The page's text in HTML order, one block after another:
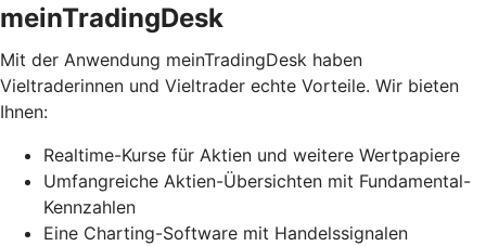
meinTradingDesk
Mit der Anwendung meinTradingDesk haben
Vieltraderinnen und Vieltrader echte Vorteile. Wir bieten
Ihnen:
Realtime-Kurse für Aktien und weitere Wertpapiere
Umfangreiche Aktien-Übersichten mit Fundamental-
Kennzahlen
Eine Charting-Software mit Handelssignalen